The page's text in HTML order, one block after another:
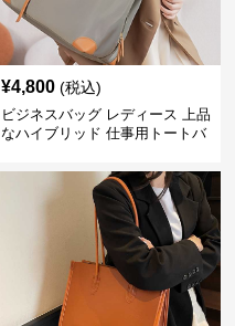
¥4,800 (税込)
ビジネスバッグ レディース 上品
なハイブリッド 仕事用トートバ